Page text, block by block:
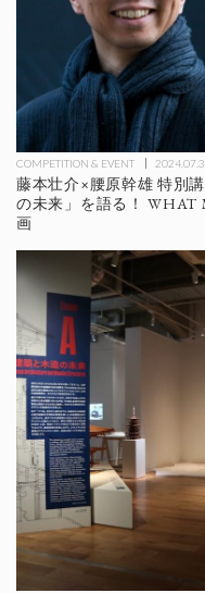
COMPETITION & EVENT
藤本壮介×腰原幹雄 特別
の未来」を語る！ WHAT
画